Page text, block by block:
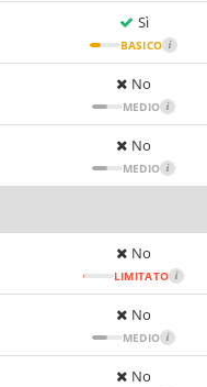
Sì
BASICO i
No
MEDIO i
No
MEDIO i
No
LIMITATO i
No
MEDIO i
No